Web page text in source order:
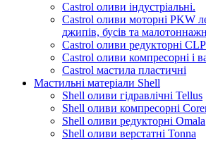
Castrol оливи індустріальні.
Castrol оливи моторні PKW
джипів, бусів та
Castrol оливи редукторні CLP
Castrol оливи компресорні і
Castrol мастила пластичні
Мастильні матеріали Shell
Shell оливи гідравлічні Tellus
Shell оливи компресорні
Shell оливи редукторні Omala
Shell оливи верстатні Tonna